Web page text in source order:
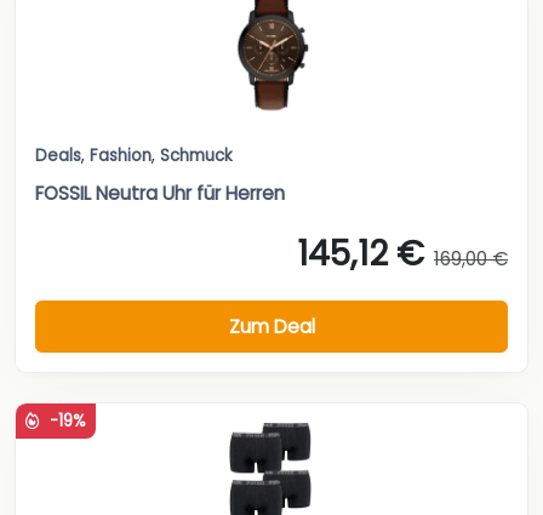
Deals, Fashion, Schmuck
FOSSIL Neutra Uhr für Herren
145,12 € 169,00 €
Zum Deal
-19%